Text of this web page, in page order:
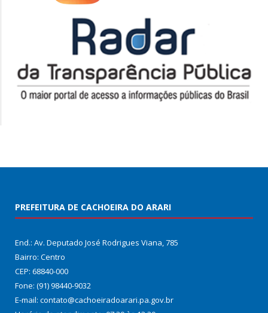
PREFEITURA DE CACHOEIRA DO ARARI
End.: Av. Deputado José Rodrigues Viana, 785
Bairro: Centro
CEP: 68840-000
Fone: (91) 98440-9032
E-mail: contato@cachoeiradoarari.pa.gov.br